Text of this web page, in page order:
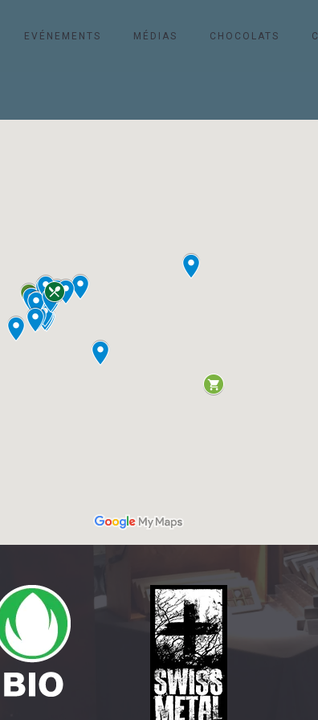
EVÉNEMENTS MÉDIAS CHOCOLATS